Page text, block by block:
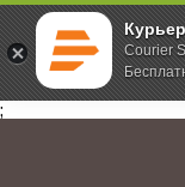
Courier
;
Главная О